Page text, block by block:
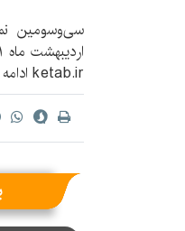
سی‌و‌سومین
ketab.ir ادامه خواهد داشت.